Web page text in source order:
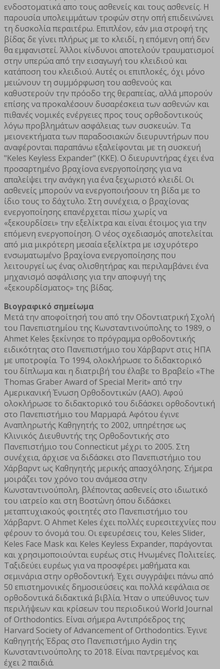
ενδοστοματικά απο τους ασθενείς και τους ασθενείς. Η
παρουσία υπολειμμάτων τροφών στην οπή επιδεινώνει
τη δυσκολία περαιτέρω. Επιπλέον, εάν μια στροφή της
βίδας δε γίνει πλήρως με το κλειδί, η επόμενη οπή δεν
θα εμφανιστεί. Άλλοι κίνδυνοι αποτελούν τραυματισμοί
στην υπερώα από την εισαγωγή του κλειδιού και
κατάποση του κλειδιού. Αυτές οι επιπλοκές, όχι μόνο
μειώνουν τη συμμόρφωση του ασθενούς και
καθυστερούν την πρόοδο της θεραπείας, αλλά μπορούν
επίσης να προκαλέσουν δυσαρέσκεια των ασθενών και
πιθανές νομικές ενέργειες προς τους ορθοδοντικούς
λόγω προβλημάτων ασφάλειας των συσκευών. Τα
μειονεκτήματα των παραδοσιακών διευρυντήρων που
αναφέρονται παραπάνω εξαλείφονται με τη συσκευή
"Keles Keyless Expander" (ΚΚΕ). Ο διευρυντήρας έχει ένα
προσαρτημένο βραχίονα ενεργοποίησης για να
απαλείψει την ανάγκη για ένα ξεχωριστό κλειδί. Οι
ασθενείς μπορούν να ενεργοποιήσουν τη βίδα με το
ίδιο τους το δάχτυλο. Στη συνέχεια, ο βραχίονας
ενεργοποίησης επανέρχεται πίσω χωρίς να
«ξεκουρδίσει» την εξελίκτρα και είναι έτοιμος για την
επόμενη ενεργοποίηση. Ο νέος σχεδιασμός αποτελείται
από μια μικρότερη μεσαία εξελίκτρα με ισχυρότερο
ενσωματωμένο βραχίονα ενεργοποίησης που
λειτουργεί ως ένας ολισθητήρας και περιλαμβάνει ένα
μηχανισμό ασφάλισης για την αποφυγή της
«ξεκουρδίσματος» της βίδας.
Βιογραφικό σημείωμα
Μετά την αποφοίτησή του από την Οδοντιατρική Σχολή
του Πανεπιστημίου της Κωνσταντινούπολης το 1989, ο
Ahmet Keles ξεκίνησε το πρόγραμμα ορθοδοντικής
ειδικότητας στο Πανεπιστήμιο του Χάρβαρντ στις ΗΠΑ
με υποτροφία. Το 1994, ολοκλήρωσε το διδακτορικό
του δίπλωμα και η διατριβή του έλαβε το Βραβείο «The
Thomas Graber Award of Special Merit» από την
Αμερικανική Ένωση Ορθοδοντικών (ΑΑΟ). Αφού
ολοκλήρωσε το διδακτορικό του διδάσκει ορθοδοντική
στο Πανεπιστήμιο του Μαρμαρά. Αφότου έγινε
Αναπληρωτής Καθηγητής το 2002, υπηρέτησε ως
Κλινικός Διευθυντής της Ορθοδοντικής στο
Πανεπιστήμιο του Connecticut μέχρι το 2005. Στη
συνέχεια, άρχισε να διδάσκει στο Πανεπιστήμιο του
Χάρβαρντ ως Καθηγητής μερικής απασχόλησης. Σήμερα
μοιράζει τον χρόνο του ανάμεσα στην
Κωνσταντινούπολη, βλέποντας ασθενείς στο ιδιωτικό
του ιατρείο και στη Βοστώνη όπου διδάσκει
μεταπτυχιακούς φοιτητές στο Πανεπιστήμιο του
Χάρβαρντ. Ο Ahmet Keles έχει πολλές ευρεσιτεχνίες που
φέρουν το όνομά του. Οι εφευρέσεις του, Keles Slider,
Keles Face Mask και Keles Keyless Expander, παράγονται
και χρησιμοποιούνται ευρέως στις Ηνωμένες Πολιτείες.
Ταξιδεύει ευρέως για να προσφέρει μαθήματα και
σεμινάρια στην ορθοδοντική. Έχει συγγράψει πάνω από
50 επιστημονικές δημοσιεύσεις και πολλά κεφάλαια σε
ορθοδοντικά διδακτικά βιβλία. Ήταν ο υπεύθυνος των
περιλήψεων και κρίσεων του περιοδικού World Journal
of Orthodontics. Είναι σήμερα Αντιπρόεδρος της
Harvard Society of Advancement of Orthodontics. Έγινε
Καθηγητής Έδρας στο Πανεπιστήμιο Aydin της
Κωνσταντινούπολης το 2018. Είναι παντρεμένος και
έχει 2 παιδιά.